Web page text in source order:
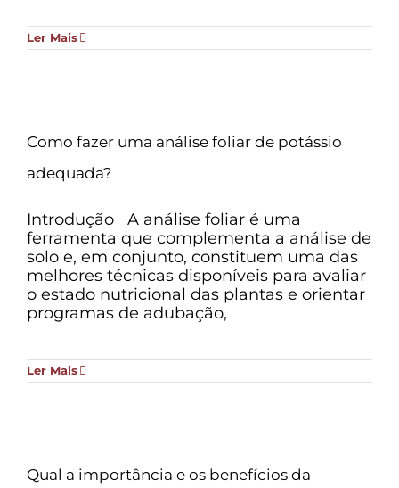
Ler Mais
Como fazer uma análise foliar de potássio
adequada?
Introdução A análise foliar é uma
ferramenta que complementa a análise de
solo e, em conjunto, constituem uma das
melhores técnicas disponíveis para avaliar
o estado nutricional das plantas e orientar
programas de adubação,
Ler Mais
Qual a importância e os benefícios da